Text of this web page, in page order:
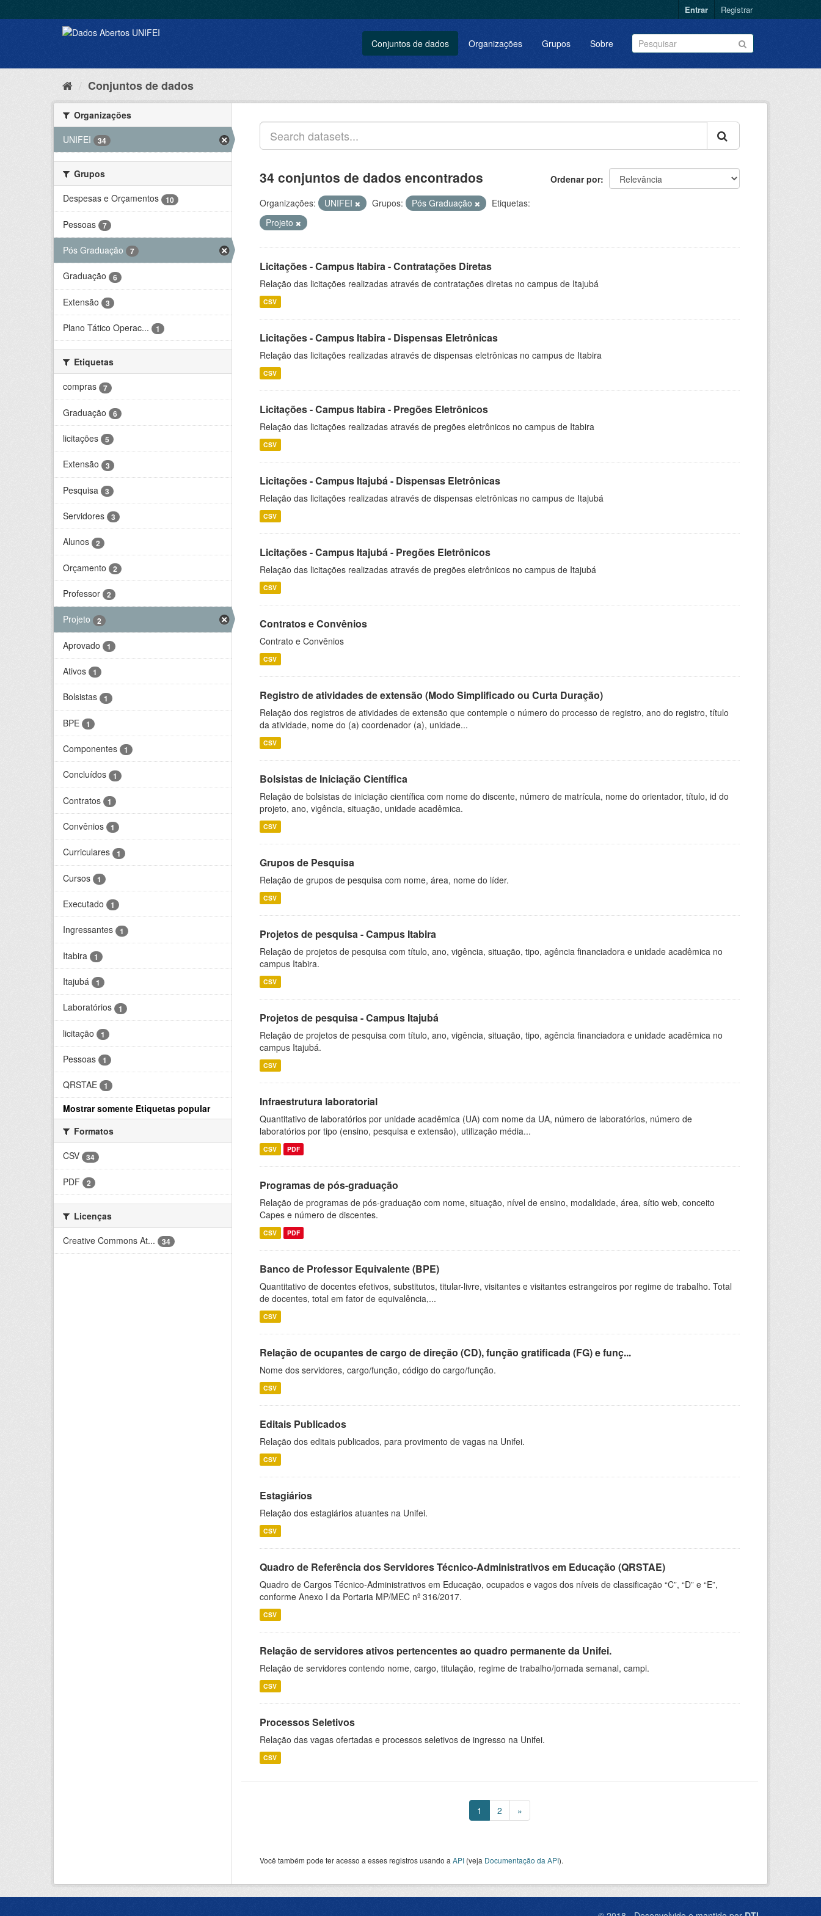
Entrar Registrar
Conjuntos de dados Organizações Grupos Sobre
Conjuntos de dados
Organizações
UNIFEI
34
Grupos
Despesas e Orçamentos
10
Pessoas 7
Pós Graduação 7
Graduação 6
Extensão 3
Plano Tático Operac... 1
Etiquetas
compras
7
Graduação 6
licitações 5
Extensão 3
Pesquisa 3
Servidores 3
Alunos 2
Orçamento 2
Professor 2
Projeto 2
Aprovado 1
Ativos 1
Bolsistas 1
BPE 1
Componentes 1
Concluídos 1
Contratos 1
Convênios 1
Curriculares 1
Cursos 1
Executado 1
Ingressantes 1
Itabira 1
Itajubá 1
Laboratórios 1
licitação 1
Pessoas 1
QRSTAE 1
Mostrar somente Etiquetas popular
Formatos
CSV
34
PDF 2
Licenças
Creative Commons At...
34
Ordenar por
34 conjuntos de dados encontrados
Organizações: UNIFEI Grupos: Pós Graduação
Etiquetas:
Projeto
Licitações - Campus Itabira - Contratações Diretas
Relação das licitações realizadas através de contratações diretas no campus de Itajubá
CSV
Licitações - Campus Itabira - Dispensas Eletrônicas
Relação das licitações realizadas através de dispensas eletrônicas no campus de Itabira
CSV
Licitações - Campus Itabira - Pregões Eletrônicos
Relação das licitações realizadas através de pregões eletrônicos no campus de Itabira
CSV
Licitações - Campus Itajubá - Dispensas Eletrônicas
Relação das licitações realizadas através de dispensas eletrônicas no campus de Itajubá
CSV
Licitações - Campus Itajubá - Pregões Eletrônicos
Relação das licitações realizadas através de pregões eletrônicos no campus de Itajubá
CSV
Contratos e Convênios
Contrato e Convênios
CSV
Registro de atividades de extensão (Modo Simplificado ou Curta Duração)
Relação dos registros de atividades de extensão que contemple o número do processo de registro, ano do registro, título
da atividade, nome do (a) coordenador (a), unidade...
CSV
Bolsistas de Iniciação Científica
Relação de bolsistas de iniciação científica com nome do discente, número de matrícula, nome do orientador, título, id do
projeto, ano, vigência, situação, unidade acadêmica.
CSV
Grupos de Pesquisa
Relação de grupos de pesquisa com nome, área, nome do líder.
CSV
Projetos de pesquisa - Campus Itabira
Relação de projetos de pesquisa com título, ano, vigência, situação, tipo, agência financiadora e unidade acadêmica no
campus Itabira.
CSV
Projetos de pesquisa - Campus Itajubá
Relação de projetos de pesquisa com título, ano, vigência, situação, tipo, agência financiadora e unidade acadêmica no
campus Itajubá.
CSV
Infraestrutura laboratorial
Quantitativo de laboratórios por unidade acadêmica (UA) com nome da UA, número de laboratórios, número de
laboratórios por tipo (ensino, pesquisa e extensão), utilização média...
CSV PDF
Programas de pós-graduação
Relação de programas de pós-graduação com nome, situação, nível de ensino, modalidade, área, sítio web, conceito
Capes e número de discentes.
CSV PDF
Banco de Professor Equivalente (BPE)
Quantitativo de docentes efetivos, substitutos, titular-livre, visitantes e visitantes estrangeiros por regime de trabalho. Total
de docentes, total em fator de equivalência,...
CSV
Relação de ocupantes de cargo de direção (CD), função gratificada (FG) e funç...
Nome dos servidores, cargo/função, código do cargo/função.
CSV
Editais Publicados
Relação dos editais publicados, para provimento de vagas na Unifei.
CSV
Estagiários
Relação dos estagiários atuantes na Unifei.
CSV
Quadro de Referência dos Servidores Técnico-Administrativos em Educação (QRSTAE)
Quadro de Cargos Técnico-Administrativos em Educação, ocupados e vagos dos níveis de classificação “C”, “D” e “E”,
conforme Anexo I da Portaria MP/MEC nº 316/2017.
CSV
Relação de servidores ativos pertencentes ao quadro permanente da Unifei.
Relação de servidores contendo nome, cargo, titulação, regime de trabalho/jornada semanal, campi.
CSV
Processos Seletivos
Relação das vagas ofertadas e processos seletivos de ingresso na Unifei.
CSV
1 2 »
Você também pode ter acesso a esses registros usando a API (veja Documentação da API).